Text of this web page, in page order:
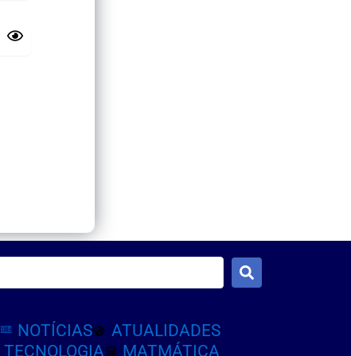
NOTÍCIAS
ATUALIDADES
TECNOLOGIA MATMÁTICA